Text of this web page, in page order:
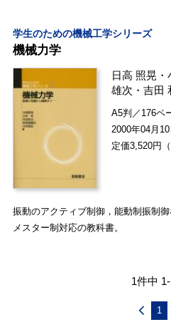
学生のための機械工学シリーズ
機械力学
日高 照晃 ・
雄次 ・吉田
A5判／176ペ
2000年04月10
定価3,520円
振動のアクティブ制御，能動制振制
メスター制対応の教科書。
1件中
1